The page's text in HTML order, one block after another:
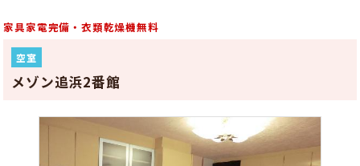
家具家電完備・衣類乾燥機無料
空室
メゾン追浜2番館